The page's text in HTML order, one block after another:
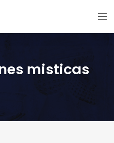
misticas